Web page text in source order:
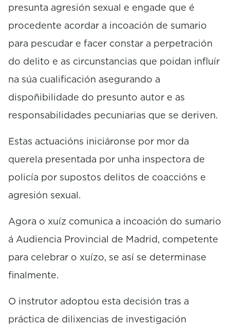
presunta agresión sexual e engade que é
procedente acordar a incoación de sumario
para pescudar e facer constar a perpetración
do delito e as circunstancias que poidan influír
na súa cualificación asegurando a
dispoñibilidade do presunto autor e as
responsabilidades pecuniarias que se deriven.
Estas actuacións iniciáronse por mor da
querela presentada por unha inspectora de
policía por supostos delitos de coaccións e
agresión sexual.
Agora o xuíz comunica a incoación do sumario
á Audiencia Provincial de Madrid, competente
para celebrar o xuízo, se así se determinase
finalmente.
O instrutor adoptou esta decisión tras a
práctica de dilixencias de investigación